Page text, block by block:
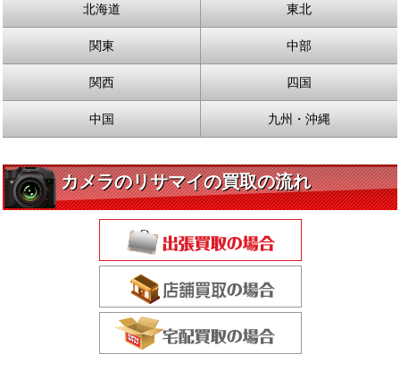
北海道 東北
関東 中部
関西 四国
中国 九州・沖縄